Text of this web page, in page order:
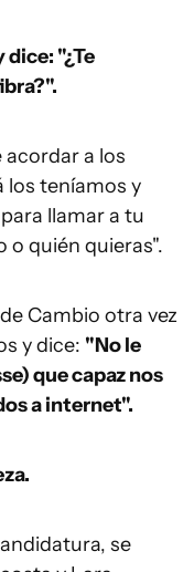
dice: "¿Te
a los
los teníamos y
llamar a tu
o quién quieras".
Cambio otra vez
y dice: "No le
que capaz nos
a internet".
se